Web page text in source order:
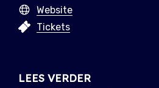
Website
Tickets
LEES VERDER